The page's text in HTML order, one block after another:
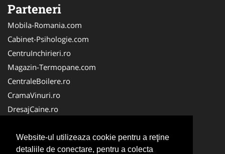
Website-ul utilizeaza cookie pentru a reţine
detaliile de conectare, pentru a colecta
Parteneri
Mobila-Romania.com
Cabinet-Psihologie.com
CentruInchirieri.ro
Magazin-Termopane.com
CentraleBoilere.ro
CramaVinuri.ro
DresajCaine.ro
Alpinist-Utilitar.com
Birouri-Cadastru.ro